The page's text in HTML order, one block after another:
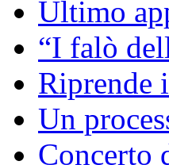
Ultimo
“I falò
Riprende
Un
Concerto